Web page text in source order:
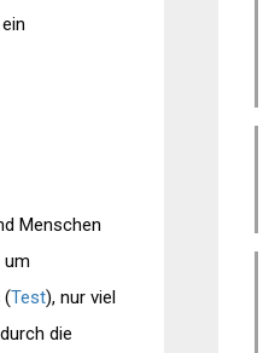
Menschen
um
(Test), nur viel
die